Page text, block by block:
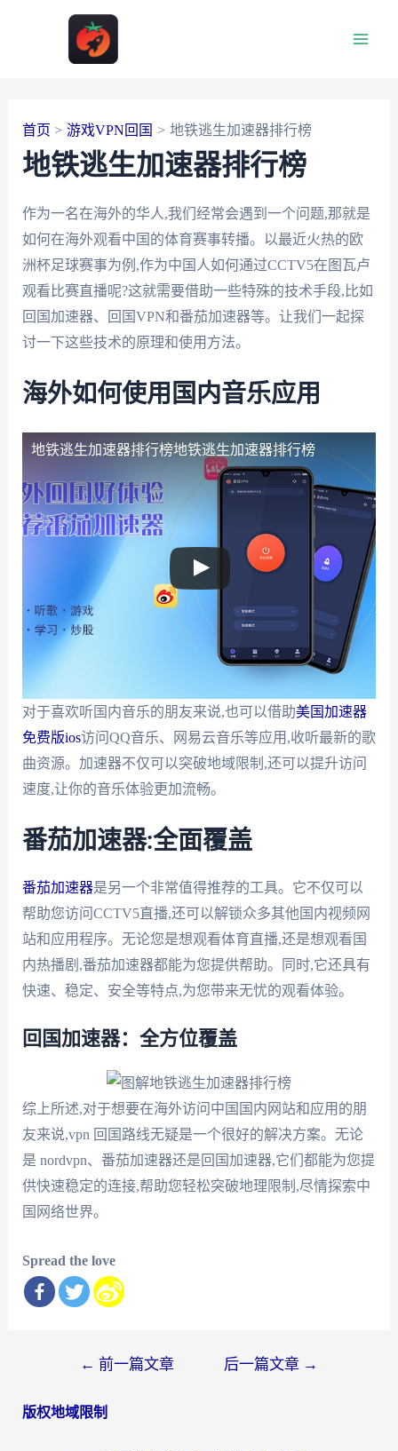
首页 游戏VPN回国 地铁逃生加速器排行榜
地铁逃生加速器排行榜
作为一名在海外的华人,我们经常会遇到一个问题,那就是
如何在海外观看中国的体育赛事转播。以最近火热的欧
洲杯足球赛事为例,作为中国人如何通过CCTV5在图瓦卢
观看比赛直播呢?这就需要借助一些特殊的技术手段,比如
回国加速器、回国VPN和番茄加速器等。让我们一起探
讨一下这些技术的原理和使用方法。
海外如何使用国内音乐应用
地铁逃生加速器排行榜地铁逃生加速器排行榜
对于喜欢听国内音乐的朋友来说,也可以借助美国加速器
免费版ios访问QQ音乐、网易云音乐等应用,收听最新的歌
曲资源。加速器不仅可以突破地域限制,还可以提升访问
速度,让你的音乐体验更加流畅。
番茄加速器:全面覆盖
番茄加速器是另一个非常值得推荐的工具。它不仅可以
帮助您访问CCTV5直播,还可以解锁众多其他国内视频网
站和应用程序。无论您是想观看体育直播,还是想观看国
内热播剧,番茄加速器都能为您提供帮助。同时,它还具有
快速、稳定、安全等特点,为您带来无忧的观看体验。
回国加速器：全方位覆盖
综上所述,对于想要在海外访问中国国内网站和应用的朋
友来说,vpn 回国路线无疑是一个很好的解决方案。无论
是 nordvpn、番茄加速器还是回国加速器,它们都能为您提
供快速稳定的连接,帮助您轻松突破地理限制,尽情探索中
国网络世界。
Spread the love
导
← 前一篇文章 后一篇文章 →
版权地域限制